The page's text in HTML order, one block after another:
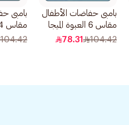
بامبى حفاضات الأطفال
مقاس 6 العبوة الميجا
46قطعة
104.42
78.31
بامبى
74قطعة
104.42